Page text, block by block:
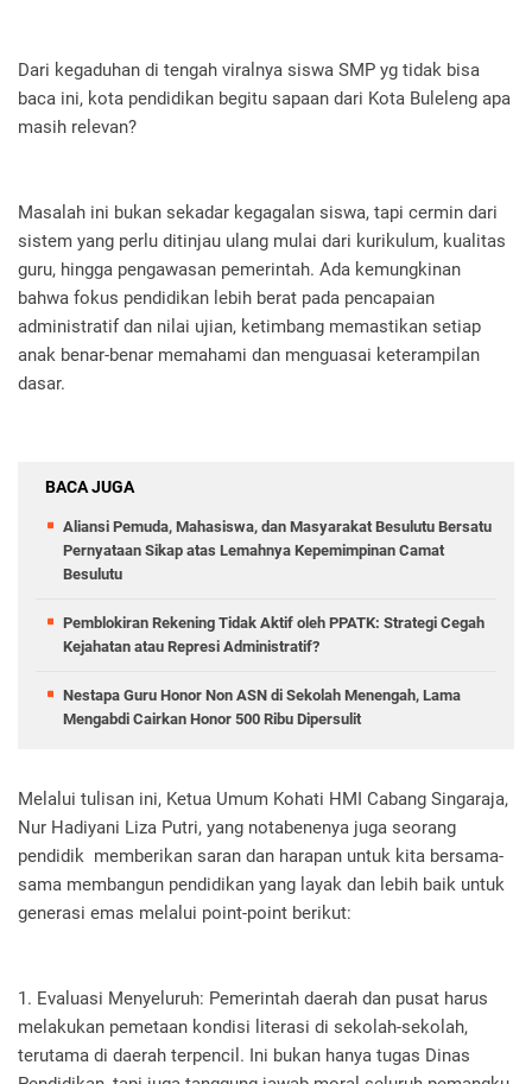
Dari kegaduhan di tengah viralnya siswa SMP yg tidak bisa
baca ini, kota pendidikan begitu sapaan dari Kota Buleleng apa
masih relevan?
Masalah ini bukan sekadar kegagalan siswa, tapi cermin dari
sistem yang perlu ditinjau ulang mulai dari kurikulum, kualitas
guru, hingga pengawasan pemerintah. Ada kemungkinan
bahwa fokus pendidikan lebih berat pada pencapaian
administratif dan nilai ujian, ketimbang memastikan setiap
anak benar-benar memahami dan menguasai keterampilan
dasar.
BACA JUGA
Aliansi Pemuda, Mahasiswa, dan Masyarakat Besulutu Bersatu
Pernyataan Sikap atas Lemahnya Kepemimpinan Camat
Besulutu
Pemblokiran Rekening Tidak Aktif oleh PPATK: Strategi Cegah
Kejahatan atau Represi Administratif?
Nestapa Guru Honor Non ASN di Sekolah Menengah, Lama
Mengabdi Cairkan Honor 500 Ribu Dipersulit
Melalui tulisan ini, Ketua Umum Kohati HMI Cabang Singaraja,
Nur Hadiyani Liza Putri, yang notabenenya juga seorang
pendidik memberikan saran dan harapan untuk kita bersama-
sama membangun pendidikan yang layak dan lebih baik untuk
generasi emas melalui point-point berikut:
1. Evaluasi Menyeluruh: Pemerintah daerah dan pusat harus
melakukan pemetaan kondisi literasi di sekolah-sekolah,
terutama di daerah terpencil. Ini bukan hanya tugas Dinas